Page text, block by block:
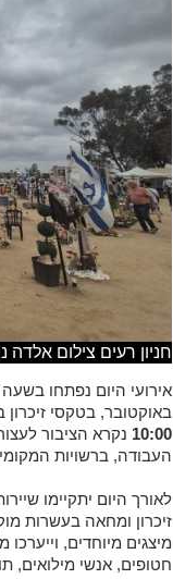
חניון רעים צילום אלדה
אירועי היום נפתחו בשעה
באוקטובר, בטקסי
10:00 נקרא הציבור
העבודה, ברשויות
לאורך היום יתקיימו
זיכרון ומחאה בעשרות
מיצגים מיוחדים,
חטופים, אנשי מילואים,